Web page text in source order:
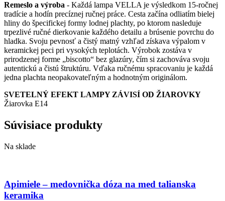
Remeslo a výroba - Každá lampa VELLA je výsledkom 15-ročnej
tradície a hodín precíznej ručnej práce. Cesta začína odliatím bielej
hliny do špecifickej formy lodnej plachty, po ktorom nasleduje
trpezlivé ručné dierkovanie každého detailu a brúsenie povrchu do
hladka. Svoju pevnosť a čistý matný vzhľad získava výpalom v
keramickej peci pri vysokých teplotách. Výrobok zostáva v
prirodzenej forme „biscotto“ bez glazúry, čím si zachováva svoju
autentickú a čistú štruktúru. Vďaka ručnému spracovaniu je každá
jedna plachta neopakovateľným a hodnotným originálom.
SVETELNÝ EFEKT LAMPY ZÁVISÍ OD ŽIAROVKY
Žiarovka E14
Súvisiace produkty
Na sklade
Apimiele – medovnička dóza na med talianska
keramika